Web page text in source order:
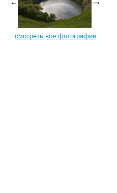
смотреть все фотографии